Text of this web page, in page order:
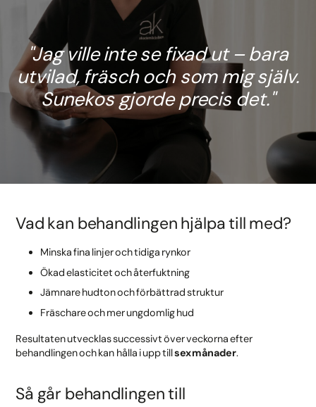
Jag ville inte se fixad ut – bara
utvilad, fräsch och som mig själv.
Sunekos gjorde precis det.
Vad kan behandlingen hjälpa till med?
Minska fina linjer och tidiga rynkor
Ökad elasticitet och återfuktning
Jämnare hudton och förbättrad struktur
Fräschare och mer ungdomlig hud
Resultaten utvecklas successivt över veckorna efter
behandlingen och kan hålla i upp tillsex månader.
Så går behandlingen till